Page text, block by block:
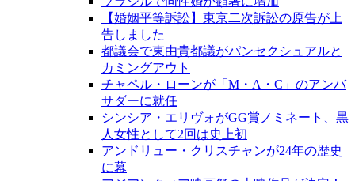
【婚姻平等訴訟】東京二次訴訟の原告が上
告しました
都議会で東由貴都議がパンセクシュアルと
カミングアウト
チャペル・ローンが「M・A・C」のアンバ
サダーに就任
シンシア・エリヴォがGG賞ノミネート、黒
人女性として2回は史上初
アンドリュー・クリスチャンが24年の歴史
に幕